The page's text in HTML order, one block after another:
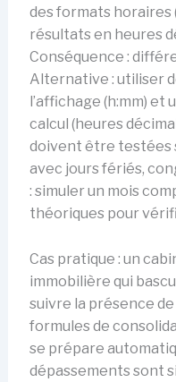
des formats horaires
résultats en heures
Conséquence :
Alternative : utiliser
l’affichage (h:mm) et
calcul (heures
doivent être testées
avec jours fériés,
: simuler un mois
théoriques pour
Cas pratique : un
immobilière qui
suivre la présence de
formules de
se prépare
dépassements sont